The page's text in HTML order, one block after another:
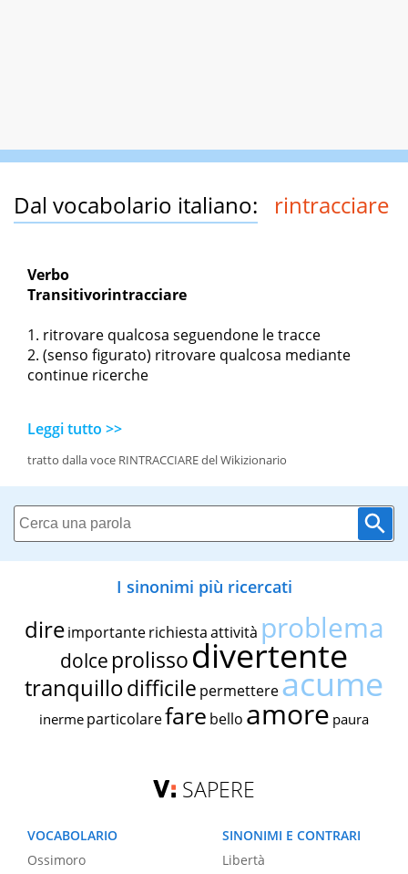
Dal vocabolario italiano: rintracciare
Verbo
Transitivorintracciare
ritrovare qualcosa seguendone le tracce
(senso figurato) ritrovare qualcosa mediante
continue ricerche
Leggi tutto >>
tratto dalla voce RINTRACCIARE del Wikizionario
I sinonimi più ricercati
dire importante richiestaattività problema
dolce prolissodivertente
tranquillodifficile permettereacume
inerme particolarefare bello amore paura
SAPERE
VOCABOLARIO
Ossimoro
SINONIMI E CONTRARI
Libertà